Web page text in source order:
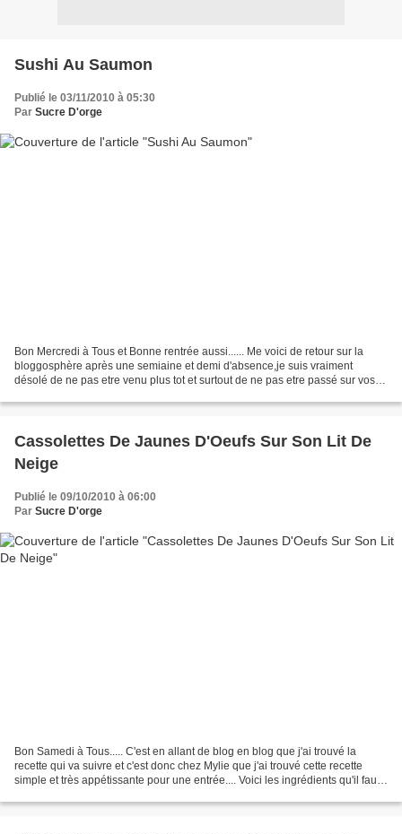
Sushi Au Saumon
Publié le 03/11/2010 à 05:30
Par Sucre D'orge
Bon Mercredi à Tous et Bonne rentrée aussi...... Me voici de retour sur la
bloggosphère après une semiaine et demi d'absence,je suis vraiment
désolé de ne pas etre venu plus tot et surtout de ne pas etre passé sur vos
Cassolettes De Jaunes D'Oeufs Sur Son Lit De
Neige
Publié le 09/10/2010 à 06:00
Par Sucre D'orge
Bon Samedi à Tous..... C'est en allant de blog en blog que j'ai trouvé la
recette qui va suivre et c'est donc chez Mylie que j'ai trouvé cette recette
simple et très appétissante pour une entrée.... Voici les ingrédients qu'il faut